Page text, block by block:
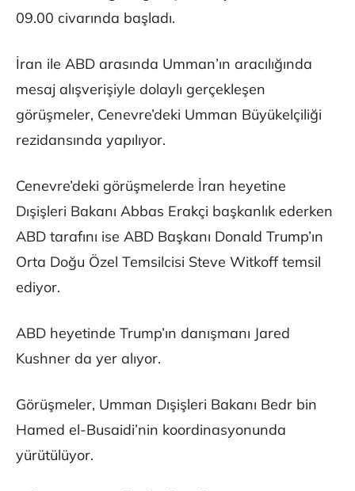
09.00 civarında başladı.
İran ile ABD arasında Umman’ın aracılığında
mesaj alışverişiyle dolaylı gerçekleşen
görüşmeler, Cenevre’deki Umman Büyükelçiliği
rezidansında yapılıyor.
Cenevre’deki görüşmelerde İran heyetine
Dışişleri Bakanı Abbas Erakçi başkanlık ederken
ABD tarafını ise ABD Başkanı Donald Trump’ın
Orta Doğu Özel Temsilcisi Steve Witkoff temsil
ediyor.
ABD heyetinde Trump’ın danışmanı Jared
Kushner da yer alıyor.
Görüşmeler, Umman Dışişleri Bakanı Bedr bin
Hamed el-Busaidi’nin koordinasyonunda
yürütülüyor.